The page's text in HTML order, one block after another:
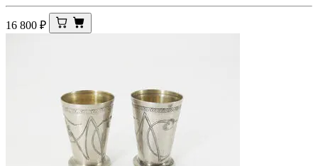
16 800 ₽